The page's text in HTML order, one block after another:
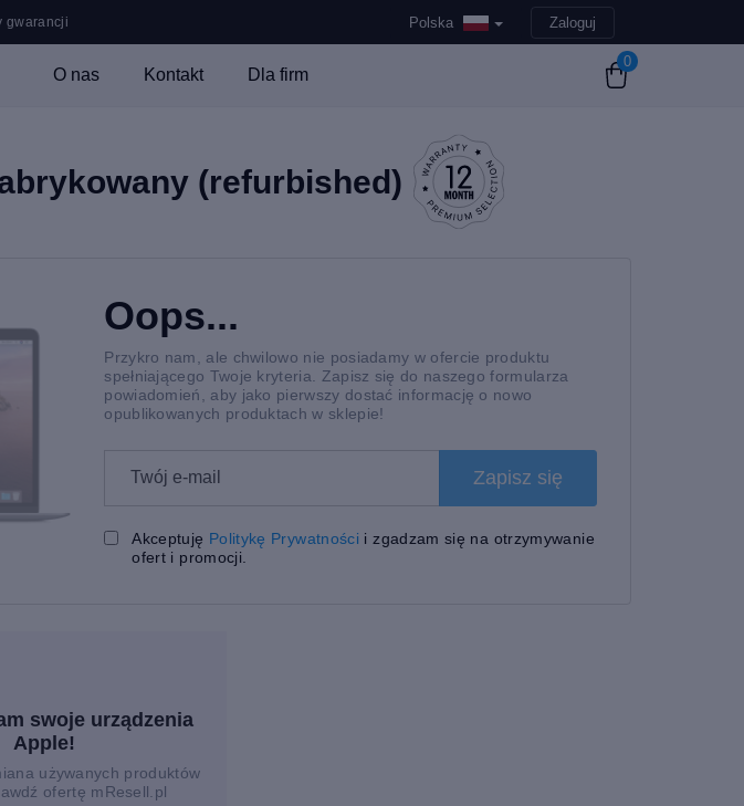
gwarancji Polska Zaloguj
O nas Kontakt Dla firm
0
(refurbished)
Oops...
Przykro nam, ale chwilowo nie posiadamy w ofercie produktu
spełniającego Twoje kryteria. Zapisz się do naszego formularza
powiadomień, aby jako pierwszy dostać informację o nowo
opublikowanych produktach w sklepie!
Zapisz się
Akceptuję Politykę Prywatności i zgadzam się na otrzymywanie
ofert i promocji.
swoje urządzenia
Apple!
używanych produktów
ofertę mResell.pl